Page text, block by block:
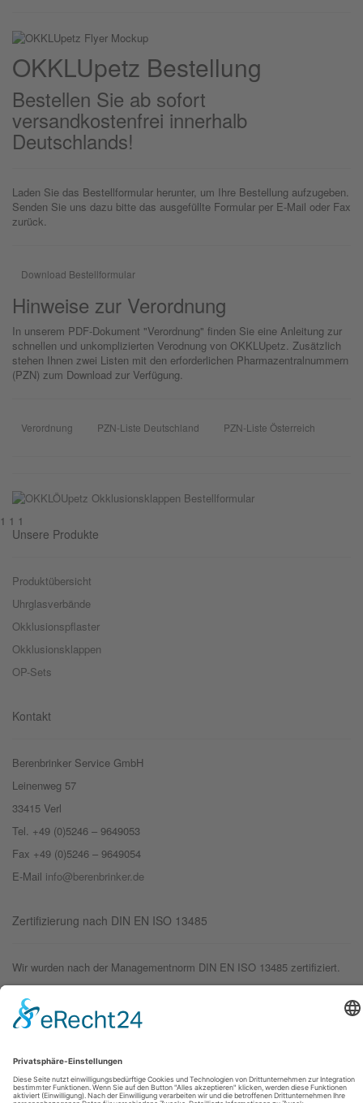
OKKLUpetz Bestellung
Bestellen Sie ab sofort
versandkostenfrei innerhalb
Deutschlands!
Laden Sie das Bestellformular herunter, um Ihre Bestellung aufzugeben.
Senden Sie uns dazu bitte das ausgefüllte Formular per E-Mail oder Fax
zurück.
Download Bestellformular
Hinweise zur Verordnung
In unserem PDF-Dokument "Verordnung" finden Sie eine Anleitung zur
schnellen und unkomplizierten Verodnung von OKKLUpetz. Zusätzlich
stehen Ihnen zwei Listen mit den erforderlichen Pharmazentralnummern
(PZN) zum Download zur Verfügung.
Verordnung PZN-Liste Deutschland PZN-Liste Österreich
1 1 1
Unsere Produkte
Produktübersicht
Uhrglasverbände
Okklusionspflaster
Okklusionsklappen
OP-Sets
Kontakt
Berenbrinker Service GmbH
Leinenweg 57
33415 Verl
Tel. +49 (0)5246 – 9649053
Fax +49 (0)5246 – 9649054
E-Mail info@berenbrinker.de
Zertifizierung nach DIN EN ISO 13485
Wir wurden nach der Managementnorm DIN EN ISO 13485 zertifiziert.
© 2019 – Berenbrinker Service GmbH
Impressum Datenschutzerklärung Login Logout